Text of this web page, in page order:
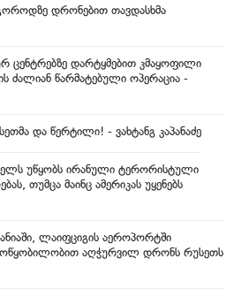
დრონებით თავდასხმა
ცენტრებზე დარტყმებით კმაყოფილი
ძალიან წარმატებული ოპერაცია -
და წერტილი! - ვახტანგ კაპანაძე
უწყობს ირანული ტერორისტული
თუმცა მაინც ამერიკას უყენებს
ლაიფციგის აეროპორტში
აღჭურვილ დრონს რუსეთს